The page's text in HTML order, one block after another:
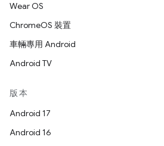
Wear OS
ChromeOS 裝置
車輛專用 Android
Android TV
版本
Android 17
Android 16